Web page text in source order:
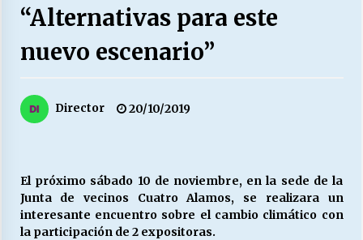
28/07/2026
“ORGULLOSOS DE SER DC” SALUDA EL
Escuela hospitalaria El Carmen de Maipu.
25/06/2026
“Alternativas para este
nuevo escenario”
Director 20/10/2019
El próximo sábado 10 de noviembre, en la sede de la
Junta de vecinos Cuatro Alamos, se realizara un
interesante encuentro sobre el cambio climático con
la participación de 2 expositoras.